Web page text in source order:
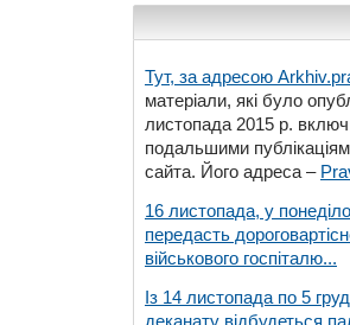
Тут, за адресою
матеріали, які було
листопада 2015 р.
подальшими
сайта. Його адреса –
16 листопада, у
передасть
військового госпіталю...
Із 14 листопада по 5
деканату відбудеться